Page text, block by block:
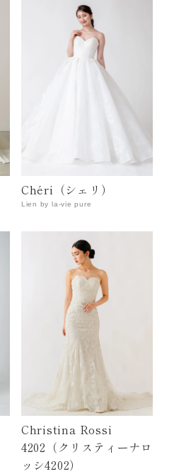
Chéri（シェリ）
Lien by la-vie pure
Christina Rossi
4202（クリスティーナロ
ッシ4202）